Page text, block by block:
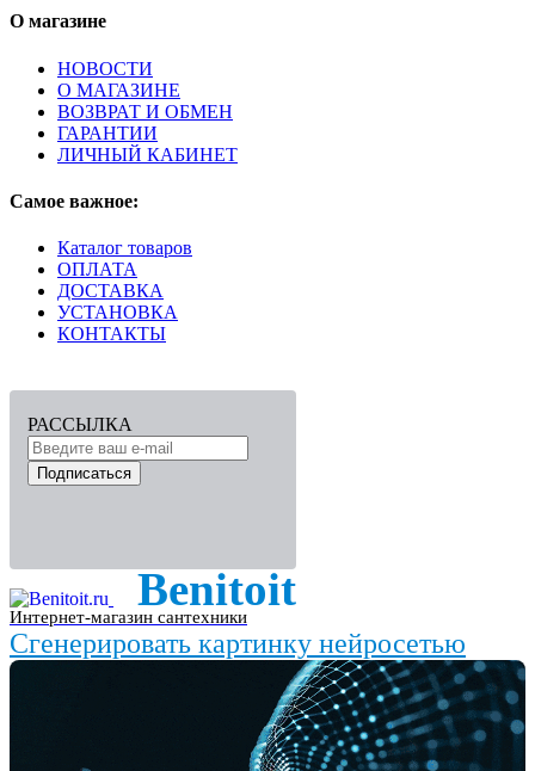
О магазине
НОВОСТИ
О МАГАЗИНЕ
ВОЗВРАТ И ОБМЕН
ГАРАНТИИ
ЛИЧНЫЙ КАБИНЕТ
Самое важное:
Каталог товаров
ОПЛАТА
ДОСТАВКА
УСТАНОВКА
КОНТАКТЫ
РАССЫЛКА
Подписаться
Benitoit
Интернет-магазин сантехники
Сгенерировать картинку нейросетью